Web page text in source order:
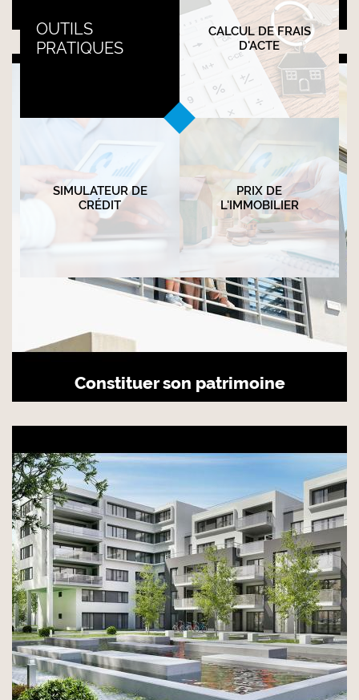
OUTILS
PRATIQUES
CALCUL DE FRAIS
D'ACTE
SIMULATEUR DE
CRÉDIT
PRIX DE
L'IMMOBILIER
Transmission de patrimoine
Constituer son patrimoine